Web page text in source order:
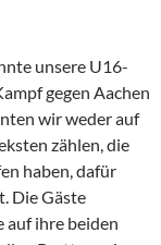
unsere U16-
gegen Aachen
wir weder auf
zählen, die
haben, dafür
Die Gäste
auf ihre beiden